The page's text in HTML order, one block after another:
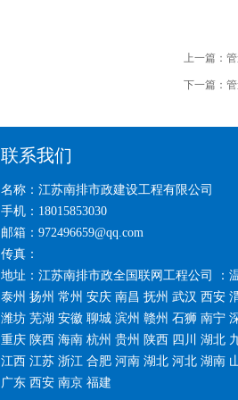
上一篇：
下一篇：
联系我们
名称：江苏南排市政建设工程有限公司
手机：18015853030
邮箱：972496659@qq.com
传真：
地址：江苏南排市政全国联网工程公司 ：
泰州 扬州 常州 安庆 南昌 抚州 武汉 西安
潍坊 芜湖 安徽 聊城 滨州 赣州 石狮 南宁
重庆 陕西 海南 杭州 贵州 陕西 四川 湖北
江西 江苏 浙江 合肥 河南 湖北 河北 湖南
广东 西安 南京 福建